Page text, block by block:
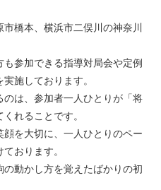
橋本、横浜市二俣川の神奈川
参加できる指導対局会や定例
施しております。
は、参加者一人ひとりが「将
れることです。
顔を大切に、一人ひとりのペー
おります。
動かし方を覚えたばかりの初